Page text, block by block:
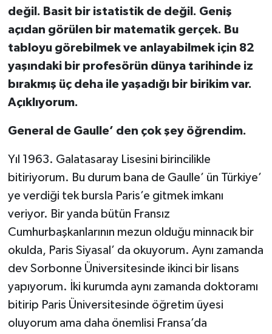
değil. Basit bir istatistik de değil. Geniş
açıdan görülen bir matematik gerçek. Bu
tabloyu görebilmek ve anlayabilmek için 82
yaşındaki bir profesörün dünya tarihinde iz
bırakmış üç deha ile yaşadığı bir birikim var.
Açıklıyorum.
General de Gaulle’ den çok şey öğrendim.
Yıl 1963. Galatasaray Lisesini birincilikle
bitiriyorum. Bu durum bana de Gaulle’ ün Türkiye’
ye verdiği tek bursla Paris’e gitmek imkanı
veriyor. Bir yanda bütün Fransız
Cumhurbaşkanlarının mezun olduğu minnacık bir
okulda, Paris Siyasal’ da okuyorum. Aynı zamanda
dev Sorbonne Üniversitesinde ikinci bir lisans
yapıyorum. İki kurumda aynı zamanda doktoramı
bitirip Paris Üniversitesinde öğretim üyesi
oluyorum ama daha önemlisi Fransa’da